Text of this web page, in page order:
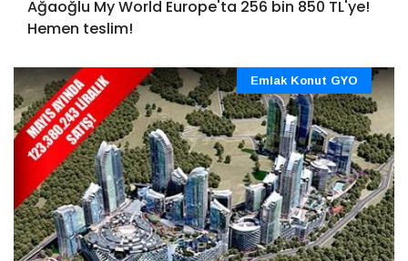
Ağaoğlu My World Europe'ta 256 bin 850 TL'ye!
Hemen teslim!
Emlak Konut GYO